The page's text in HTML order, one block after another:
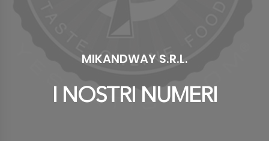
MIKANDWAY S.R.L.
I NOSTRI NUMERI